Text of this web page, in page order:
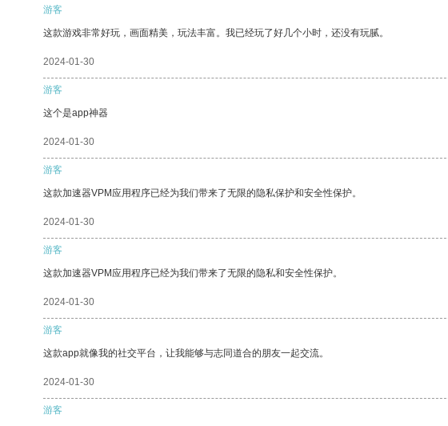
游客
这款游戏非常好玩，画面精美，玩法丰富。我已经玩了好几个小时，还没有玩腻。
2024-01-30
游客
这个是app神器
2024-01-30
游客
这款加速器VPM应用程序已经为我们带来了无限的隐私保护和安全性保护。
2024-01-30
游客
这款加速器VPM应用程序已经为我们带来了无限的隐私和安全性保护。
2024-01-30
游客
这款app就像我的社交平台，让我能够与志同道合的朋友一起交流。
2024-01-30
游客